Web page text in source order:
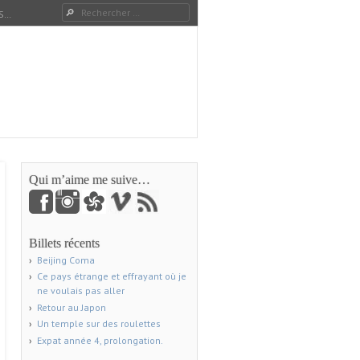
Rechercher
Qui m’aime me suive…
Billets récents
Beijing Coma
Ce pays étrange et effrayant où je
ne voulais pas aller
Retour au Japon
Un temple sur des roulettes
Expat année 4, prolongation.